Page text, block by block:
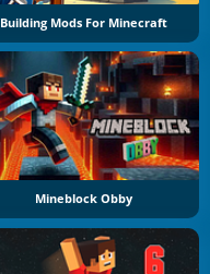
Building Mods For Minecraft
Mineblock Obby